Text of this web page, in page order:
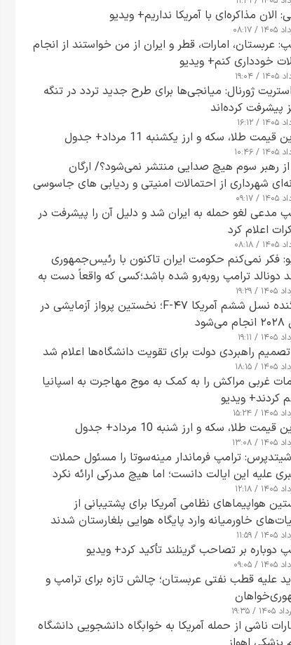
الان مذاکره‌ای با آمریکا نداریم+ ویدیو
عربستان، امارات، قطر و ایران از من خواستند از انجام
خودداری کنم+ ویدیو
ژورنال: میانجی‌ها برای طرح جدید تردد در تنگه
پیشرفت کرده‌اند
قیمت طلا، سکه و ارز یکشنبه 11 مرداد+ جدول
از رهبر سوم هیچ صدایی منتشر نمی‌شود؟/ ارگان
شهرداری از احتمالات امنیتی و ردیابی های جاسوسی
ترامپ مدعی لغو حمله به ایران شد و دلیل آن را پیشرفت در
اعلام کرد
فکر نمی‌کنم حکومت ایران تاکنون با رئیس‌جمهوری
دونالد ترامپ روبه‌رو شده باشد؛کسی که واقعاً دست به
می‌زند
جنگنده نسل ششم آمریکا F-۴۷؛ نخستین پرواز آزمایشی در
راهبردی دولت برای تقویت دانشگاه‌ها اعلام شد
غربی مراکش را به کمک به موج مهاجرت به اسپانیا
کردند+ ویدیو
قیمت طلا، سکه و ارز شنبه 10 مرداد+ جدول
ترامپ فرماندار مینه‌سوتا را مسئول حملات
علیه این ایالت دانست؛ اما هیچ مدرکی ارائه نکرد
هواپیماهای نظامی آمریکا برای پشتیبانی از
خاورمیانه وارد پایگاه هوایی بلغارستان شدند
دوباره بر تصاحب گرینلند تأکید کرد+ ویدیو
علیه قطب نفتی عربستان؛ چالش تازه برای ترامپ و
ناشی از حمله آمریکا به خوابگاه دانشجویی دانشگاه